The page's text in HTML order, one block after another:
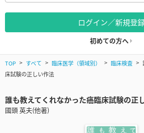
ログイン／新規登
初めての方へ
TOP すべて 臨床医学（領域別） 臨床検査
床試験の正しい作法
誰も教えてくれなかった癌臨床試験の正
國頭 英夫(他著)